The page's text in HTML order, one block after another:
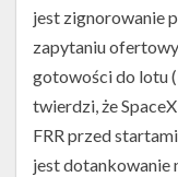
jest zignorowanie
zapytaniu
gotowości do lotu
twierdzi, że
FRR przed
jest dotankowanie